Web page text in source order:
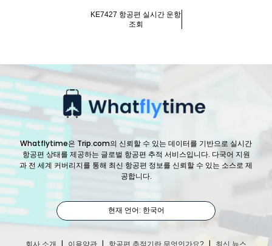
KE7427 항공편 실시간 운항
조회
Whatflytime은 Trip.com의 신뢰할 수 있는 데이터를 기반으로 실시간
항공편 상태를 제공하는 글로벌 항공편 추적 서비스입니다. 다국어 지원
과 전 세계 커버리지를 통해 최신 항공편 정보를 신뢰할 수 있는 소스로 제
공합니다.
현재 언어: 한국어
회사 소개 | 이용약관 | 항공편 추적기란 무엇인가요? | 최신 뉴스